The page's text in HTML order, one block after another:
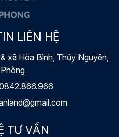
LIÊN HỆ
xã Hòa Bình, Thủy Nguyên,
TƯ VẤN